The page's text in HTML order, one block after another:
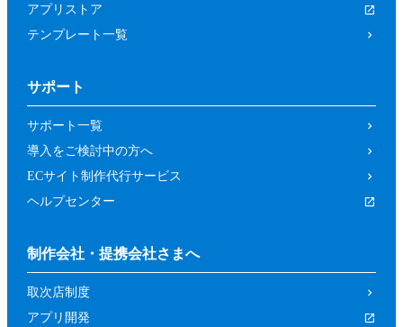
アプリストア
テンプレート一覧
サポート
サポート一覧
導入をご検討中の方へ
ECサイト制作代行サービス
ヘルプセンター
制作会社・提携会社さまへ
取次店制度
アプリ開発